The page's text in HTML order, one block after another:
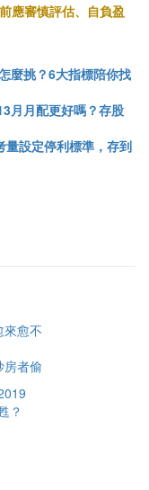
應審慎評估、自負盈
麼挑？6大指標陪你找
月月配更好嗎？存股
量設定停利標準，存到
來愈不
房者偷
？